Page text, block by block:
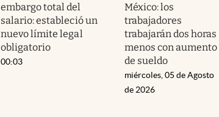
embargo total del
salario: estableció un
nuevo límite legal
obligatorio
00:03
México: los
trabajadores
trabajarán dos horas
menos con aumento
de sueldo
miércoles, 05 de Agosto
de 2026